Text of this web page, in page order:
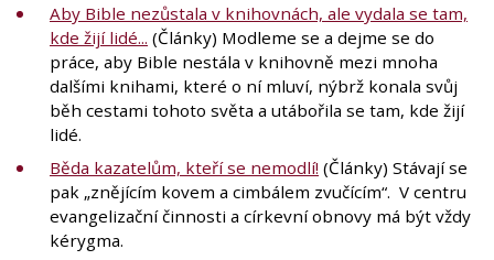
Aby Bible nezůstala v knihovnách, ale vydala se tam,
kde žijí lidé... (Články) Modleme se a dejme se do
práce, aby Bible nestála v knihovně mezi mnoha
dalšími knihami, které o ní mluví, nýbrž konala svůj
běh cestami tohoto světa a utábořila se tam, kde žijí
lidé.
Běda kazatelům, kteří se nemodlí! (Články) Stávají se
pak „znějícím kovem a cimbálem zvučícím“. V centru
evangelizační činnosti a církevní obnovy má být vždy
kérygma.